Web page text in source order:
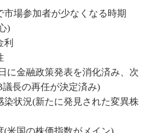
市場参加者が少なくなる時期
)
利
に金融政策発表を消化済み、次
長の再任が決定済み)
染状況(新たに発見された変異株